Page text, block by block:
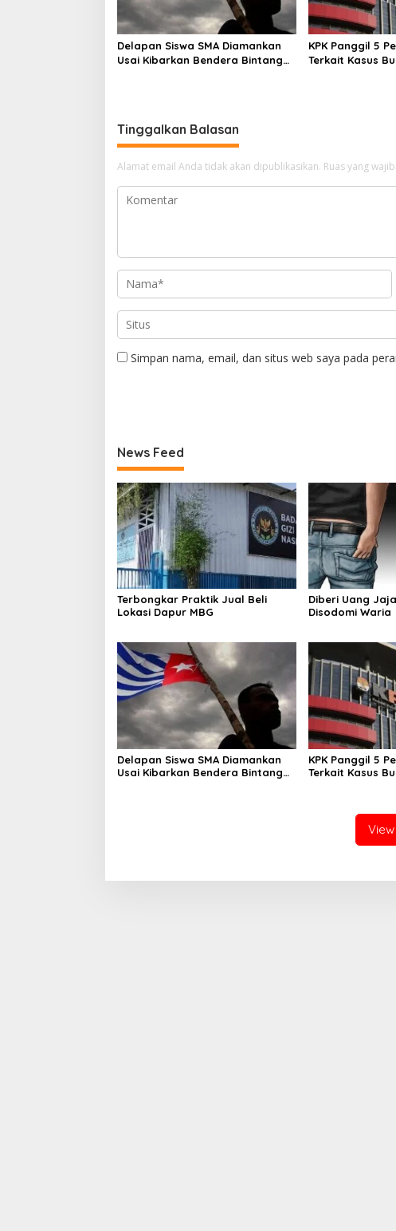
Delapan Siswa SMA Diamankan
Usai Kibarkan Bendera Bintang
KPK Panggil 5
Terkait Kasus
Tinggalkan Balasan
Alamat email Anda tidak akan dipublikasikan. Ruas yang
Simpan nama, email, dan situs web saya pada
News Feed
Terbongkar Praktik Jual Beli
Lokasi Dapur MBG
Diberi Uang
Disodomi Waria
Delapan Siswa SMA Diamankan
Usai Kibarkan Bendera Bintang
KPK Panggil 5
Terkait Kasus